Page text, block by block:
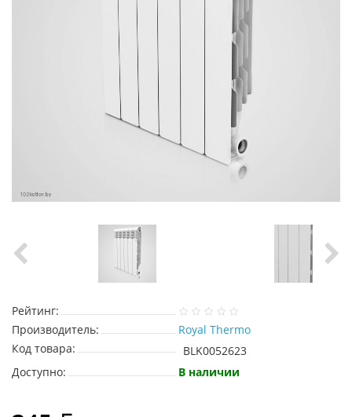
Рейтинг:
Производитель:
Royal Thermo
Код товара:
BLK0052623
Доступно:
В наличии